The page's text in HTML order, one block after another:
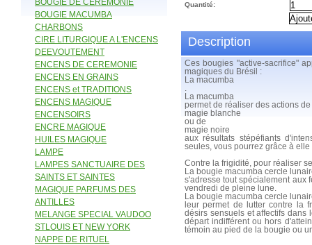
BOUGIE DE CEREMONIE
BOUGIE MACUMBA
CHARBONS
CIRE LITURGIQUE A L'ENCENS
DEEVOUTEMENT
ENCENS DE CEREMONIE
ENCENS EN GRAINS
ENCENS et TRADITIONS
ENCENS MAGIQUE
ENCENSOIRS
ENCRE MAGIQUE
HUILES MAGIQUE
LAMPE
LAMPES SANCTUAIRE DES
SAINTS ET SAINTES
MAGIQUE PARFUMS DES
ANTILLES
MELANGE SPECIAL VAUDOO
STLOUIS ET NEW YORK
NAPPE DE RITUEL
Quantité:
Description
Ces bougies "active-sacrifice"
magiques du Brésil :
La macumba
La macumba
permet de réaliser des actions de
magie blanche
ou de
magie noire
aux résultats stépéfiants
seules, vous pourrez grâce à
Contre la frigidité, pour réaliser
La bougie macumba cercle
s'adresse tout spécialement aux
vendredi de pleine lune.
La bougie macumba cercle
leur permet de lutter contre la
désirs sensuels et affectifs dans
départ indifférent ou hors
témoin au pied de la bougie ou